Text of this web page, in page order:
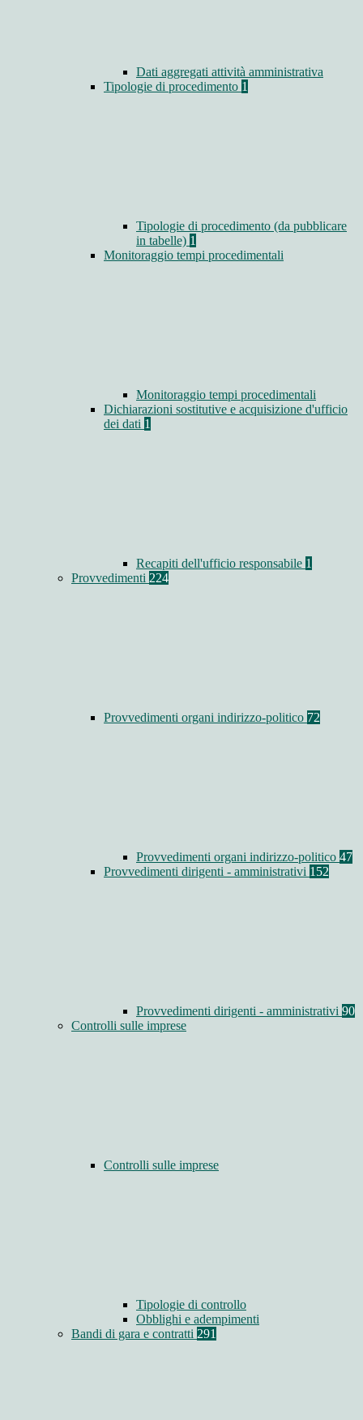
Dati aggregati attività amministrativa
Tipologie di procedimento 1
Tipologie di procedimento (da pubblicare
in tabelle) 1
Monitoraggio tempi procedimentali
Monitoraggio tempi procedimentali
Dichiarazioni sostitutive e acquisizione d'ufficio
dei dati 1
Recapiti dell'ufficio responsabile 1
Provvedimenti 224
Provvedimenti organi indirizzo-politico 72
Provvedimenti organi indirizzo-politico 47
Provvedimenti dirigenti - amministrativi 152
Provvedimenti dirigenti - amministrativi 90
Controlli sulle imprese
Controlli sulle imprese
Tipologie di controllo
Obblighi e adempimenti
Bandi di gara e contratti 291